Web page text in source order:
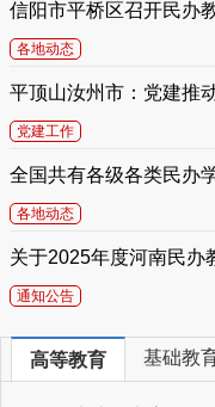
信阳市平桥区召开民办
各地动态
平顶山汝州市：党建推
党建工作
全国共有各级各类民办
各地动态
关于2025年度河南民办
通知公告
高等教育 基础教